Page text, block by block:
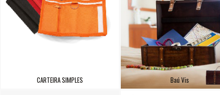
CARTEIRA SIMPLES Baú Vis